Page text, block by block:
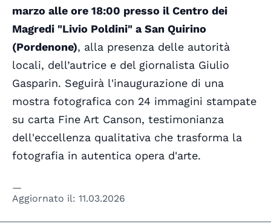
marzo alle ore 18:00 presso il Centro dei
Magredi "Livio Poldini" a San Quirino
(Pordenone), alla presenza delle autorità
locali, dell’autrice e del giornalista Giulio
Gasparin. Seguirà l'inaugurazione di una
mostra fotografica con 24 immagini stampate
su carta Fine Art Canson, testimonianza
dell'eccellenza qualitativa che trasforma la
fotografia in autentica opera d'arte.
Aggiornato il: 11.03.2026